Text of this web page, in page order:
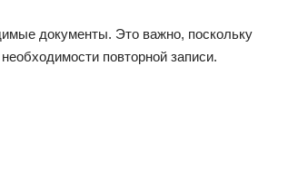
документы. Это важно, поскольку
повторной записи.